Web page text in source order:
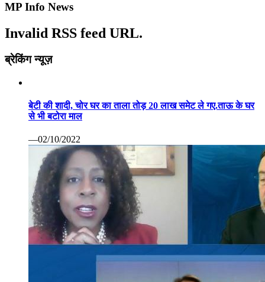
MP Info News
Invalid RSS feed URL.
ब्रेकिंग न्यूज़
बेटी की शादी, चोर घर का ताला तोड़ 20 लाख समेट ले गए.ताऊ के घर
से भी बटोरा माल
—02/10/2022